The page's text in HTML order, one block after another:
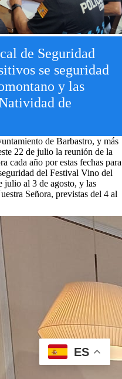
de Seguridad
se seguridad
y las
de
de Barbastro, y más
22 de julio la reunión de la
cada año por estas fechas para
del Festival Vino del
julio al 3 de agosto, y las
Señora, previstas del 4 al
ES